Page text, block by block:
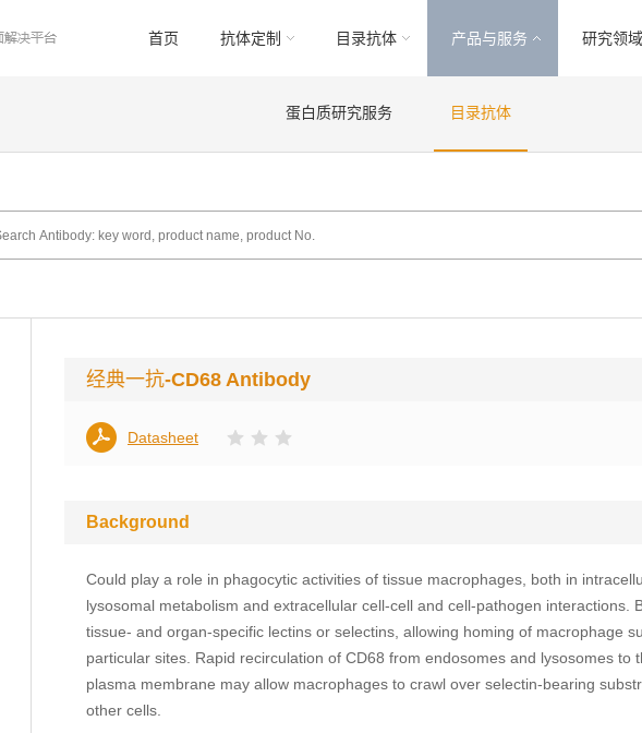
首页 抗体定制 目录抗体 产品与服务 研究领域
蛋白质研究服务 目录抗体
经典一抗-CD68 Antibody
Datasheet
Background
Could play a role in phagocytic activities of tissue macrophages, both in
lysosomal metabolism and extracellular cell-cell and cell-pathogen interactions.
tissue- and organ-specific lectins or selectins, allowing homing of macrophage
particular sites. Rapid recirculation of CD68 from endosomes and lysosomes to
plasma membrane may allow macrophages to crawl over selectin-bearing
other cells.